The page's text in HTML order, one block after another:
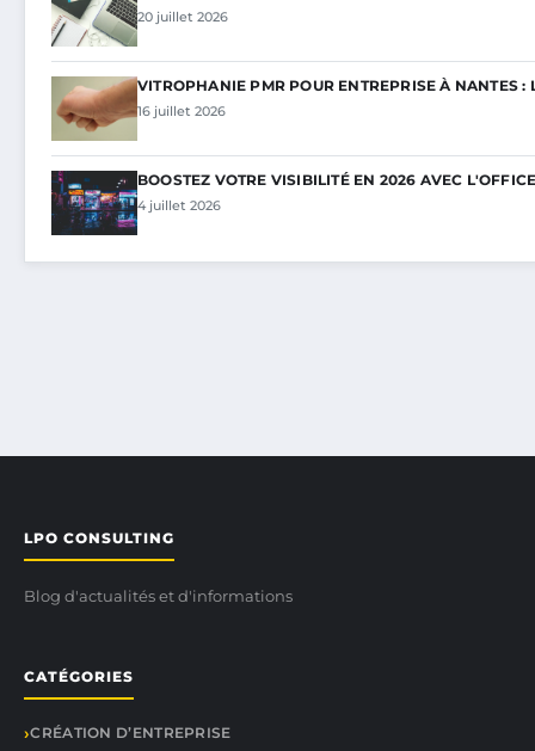
20 juillet 2026
VITROPHANIE PMR POUR ENTREPRISE À NANTES :
16 juillet 2026
BOOSTEZ VOTRE VISIBILITÉ EN 2026 AVEC
4 juillet 2026
LPO CONSULTING
Blog d'actualités et d'informations
CATÉGORIES
CRÉATION D’ENTREPRISE